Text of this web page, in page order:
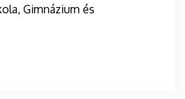
Gimnázium és